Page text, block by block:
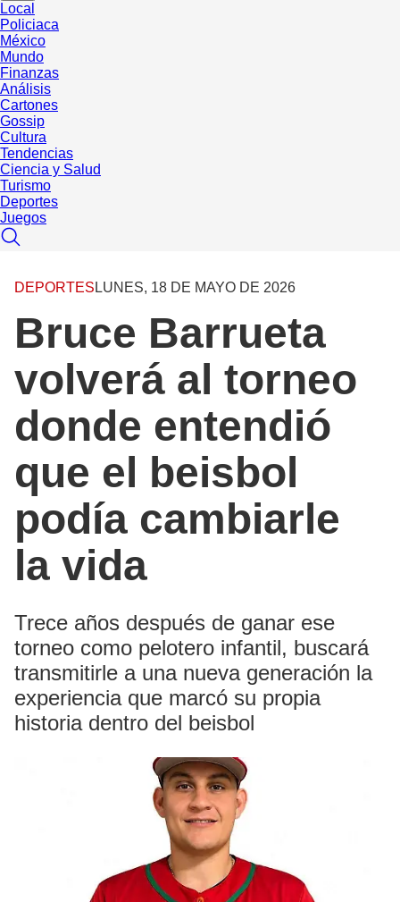
Local
Policiaca
México
Mundo
Finanzas
Análisis
Cartones
Gossip
Cultura
Tendencias
Ciencia y Salud
Turismo
Deportes
Juegos
DEPORTES LUNES, 18 DE MAYO DE 2026
Bruce Barrueta
volverá al torneo
donde entendió
que el beisbol
podía cambiarle
la vida
Trece años después de ganar ese
torneo como pelotero infantil, buscará
transmitirle a una nueva generación la
experiencia que marcó su propia
historia dentro del beisbol